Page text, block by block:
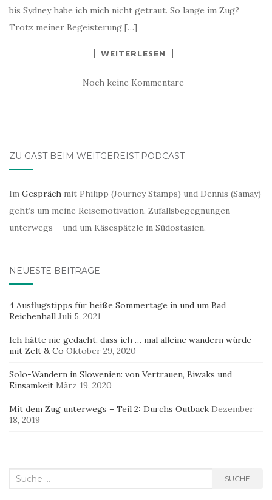
bis Sydney habe ich mich nicht getraut. So lange im Zug?
Trotz meiner Begeisterung […]
WEITERLESEN
Noch keine Kommentare
ZU GAST BEIM WEITGEREIST.PODCAST
Im Gespräch mit Philipp (Journey Stamps) und Dennis (Samay)
geht’s um meine Reisemotivation, Zufallsbegegnungen
unterwegs – und um Käsespätzle in Südostasien.
NEUESTE BEITRÄGE
4 Ausflugstipps für heiße Sommertage in und um Bad
Reichenhall Juli 5, 2021
Ich hätte nie gedacht, dass ich … mal alleine wandern würde
mit Zelt & Co Oktober 29, 2020
Solo-Wandern in Slowenien: von Vertrauen, Biwaks und
Einsamkeit März 19, 2020
Mit dem Zug unterwegs – Teil 2: Durchs Outback Dezember
18, 2019
Suche
SUCHE